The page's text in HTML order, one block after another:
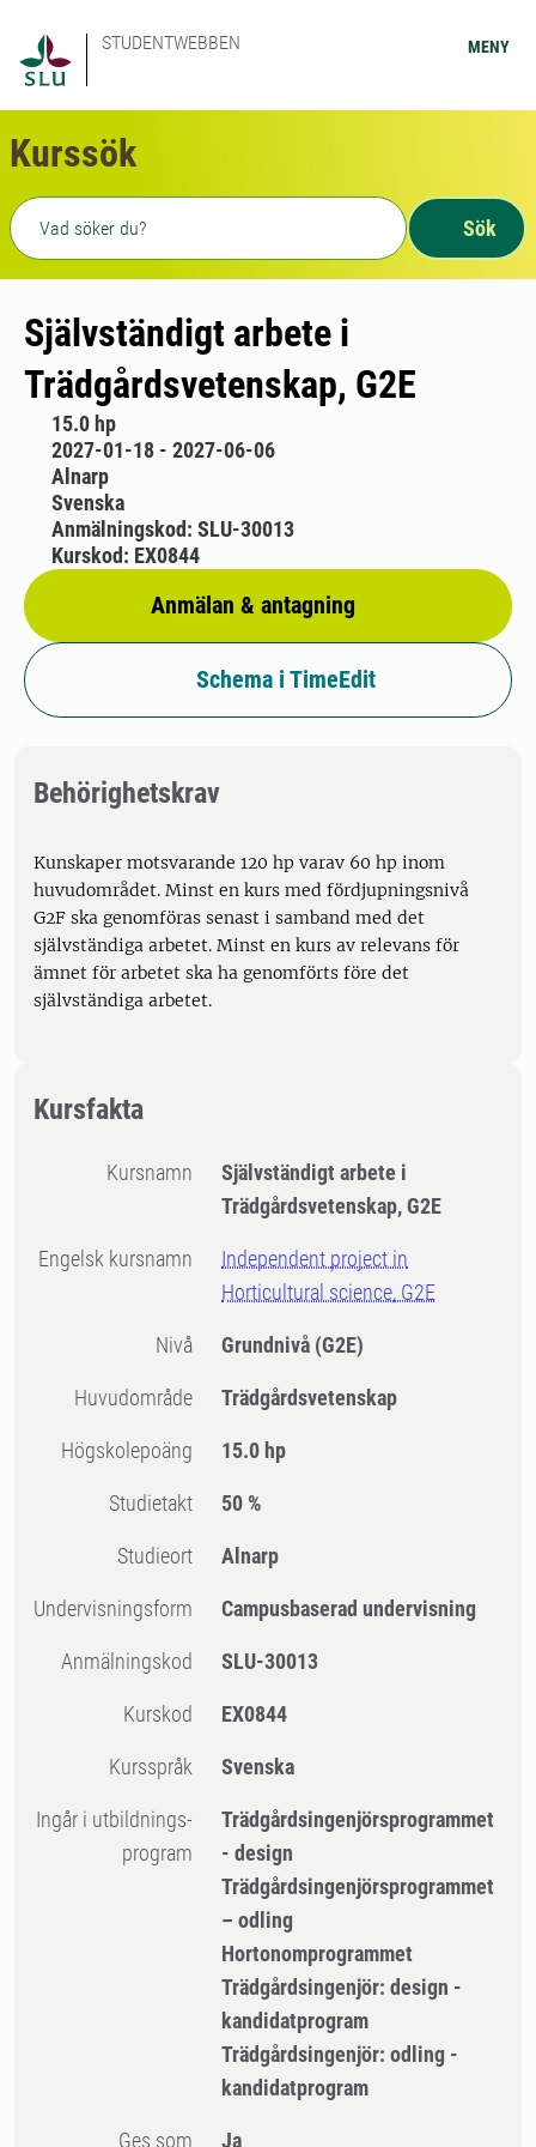
STUDENTWEBBEN MENY
Kurssök
Fritext sökning
Sök
Självständigt arbete i
Trädgårdsvetenskap, G2E
15.0 hp
2027-01-18 - 2027-06-06
Alnarp
Svenska
Anmälan & antagning
Anmälningskod: SLU-30013
Kurskod: EX0844
Schema i TimeEdit
Behörighetskrav
Kunskaper motsvarande 120 hp varav 60 hp inom
huvudområdet. Minst en kurs med fördjupningsnivå
G2F ska genomföras senast i samband med det
självständiga arbetet. Minst en kurs av relevans för
ämnet för arbetet ska ha genomförts före det
självständiga arbetet.
Kursfakta
Kursnamn
Självständigt arbete i
Trädgårdsvetenskap, G2E
Engelsk kursnamn
Independent project in
Horticultural science, G2E
Nivå Grundnivå (G2E)
Huvudområde Trädgårdsvetenskap
högskolepoäng 15.0 hp
Studietakt 50 %
Studieort Alnarp
Undervisningsform Campusbaserad undervisning
Anmälningskod SLU-30013
Kurskod EX0844
Kursspråk Svenska
Ingår i utbildnings-
program
Trädgårdsingenjörsprogrammet
- design
Trädgårdsingenjörsprogrammet
– odling
Hortonomprogrammet
Trädgårdsingenjör: design -
kandidatprogram
Trädgårdsingenjör: odling -
kandidatprogram
Ges som Ja